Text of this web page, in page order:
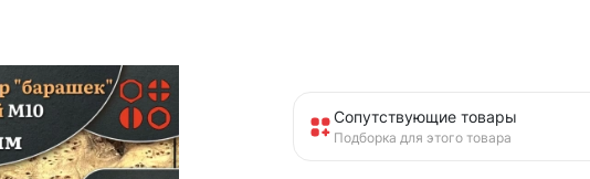
Сопутствующие товары
Подборка для этого товара